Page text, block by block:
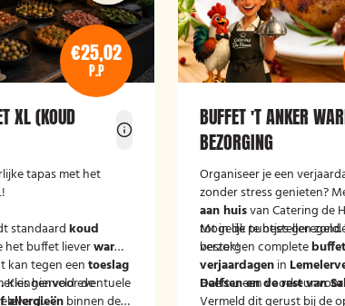
€25,02
P.P
XL (KOUD
tapas met het
standaardkoud
het buffet lieverwarm
kan tegen eentoeslag
Kies hiervoor deeventuele
BUFFET 'T ANKER
BEZORGING
Organiseer je een
zonder stress genieten?
aan huisvan Catering de
tot in de puntjes geregeld.
verzorgen complete
verjaardagenin
Dalfsen en de rest van
Mogelijk te bestellen
bestek!
Heeft u een voorkeur